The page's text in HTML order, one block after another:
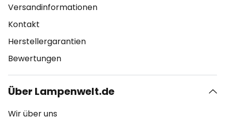
Versandinformationen
Kontakt
Herstellergarantien
Bewertungen
Über Lampenwelt.de
Wir über uns